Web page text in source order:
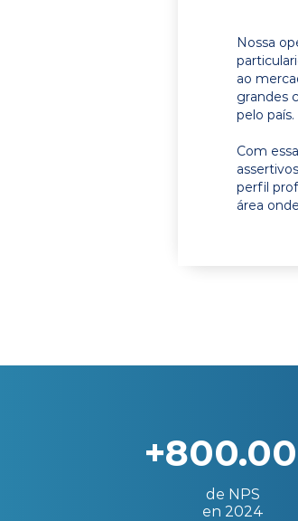
Nossa
ao
grandes
pelo país.
Com
perfil
área
de NPS
en 2024